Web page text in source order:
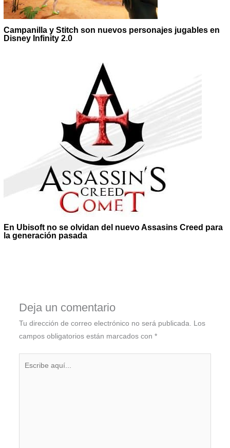
Campanilla y Stitch son nuevos personajes jugables en
Disney Infinity 2.0
En Ubisoft no se olvidan del nuevo Assasins Creed para
la generación pasada
Deja un comentario
Tu dirección de correo electrónico no será publicada. Los
campos obligatorios están marcados con *